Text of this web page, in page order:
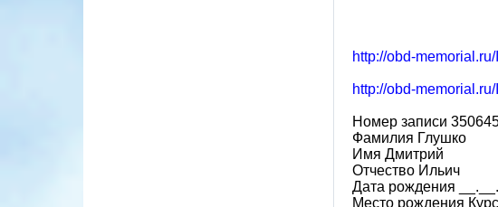
http://obd-
http://obd-
Номер записи
Фамилия Глушко
Имя Дмитрий
Отчество Ильич
Дата рождения
Место рождения